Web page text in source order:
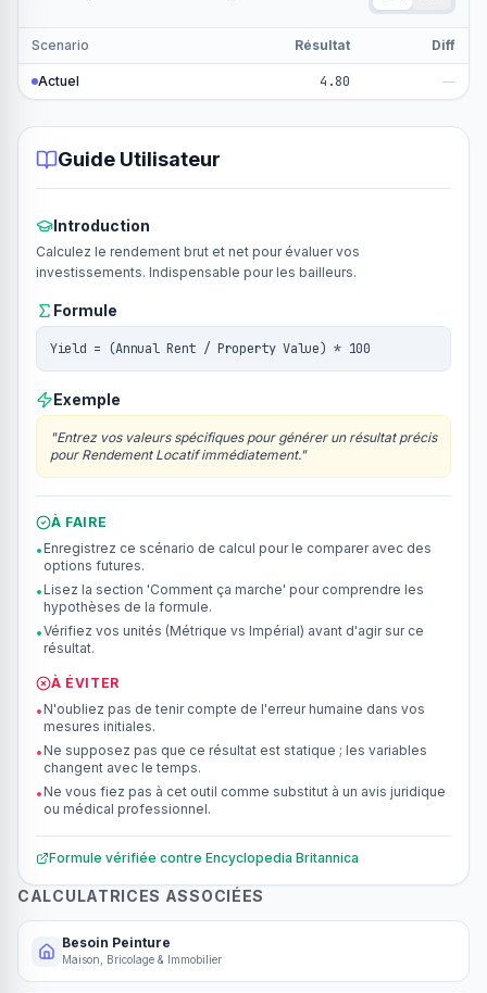
Scenario Résultat Diff
Actuel 4.80 —
Guide Utilisateur
Introduction
Calculez le rendement brut et net pour évaluer vos
investissements. Indispensable pour les bailleurs.
Formule
Yield = (Annual Rent / Property Value) * 100
Exemple
"Entrez vos valeurs spécifiques pour générer un résultat précis
pour Rendement Locatif immédiatement."
À FAIRE
• Enregistrez ce scénario de calcul pour le comparer avec des
options futures.
• Lisez la section 'Comment ça marche' pour comprendre les
hypothèses de la formule.
•Vérifiez vos unités (Métrique vs Impérial) avant d'agir sur ce
résultat.
À ÉVITER
• N'oubliez pas de tenir compte de l'erreur humaine dans vos
mesures initiales.
• Ne supposez pas que ce résultat est statique ; les variables
changent avec le temps.
• Ne vous fiez pas à cet outil comme substitut à un avis juridique
ou médical professionnel.
Formule vérifiée contre Encyclopedia Britannica
CALCULATRICES ASSOCIÉES
Besoin Peinture
Maison, Bricolage & Immobilier